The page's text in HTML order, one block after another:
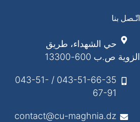
اتّـصل بنا
حي الشهداء، طريق
الزوية ص.ب 600-13300
043-51-66-35 / 043-51-
67-91
contact@cu-maghnia.dz